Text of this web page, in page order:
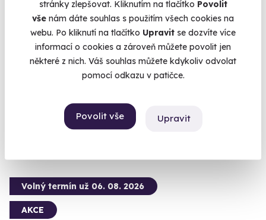
stránky zlepšovat. Kliknutím na tlačítko Povolit
vše nám dáte souhlas s použitím všech cookies na
webu. Po kliknutí na tlačítko Upravit se dozvíte více
informací o cookies a zároveň můžete povolit jen
některé z nich. Váš souhlas můžete kdykoliv odvolat
pomocí odkazu v patičce.
Povolit vše Upravit
Venkovní úniková hra: Tajemný podezřelý
Odhalte pravdu ukrytou v ulicích města.
1 190 Kč
Volný termín už 06. 08. 2026
AKCE